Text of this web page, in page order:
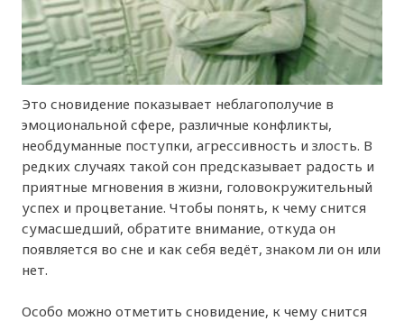
Это сновидение показывает неблагополучие в
эмоциональной сфере, различные конфликты,
необдуманные поступки, агрессивность и злость. В
редких случаях такой сон предсказывает радость и
приятные мгновения в жизни, головокружительный
успех и процветание. Чтобы понять, к чему снится
сумасшедший, обратите внимание, откуда он
появляется во сне и как себя ведёт, знаком ли он или
нет.
Особо можно отметить сновидение, к чему снится